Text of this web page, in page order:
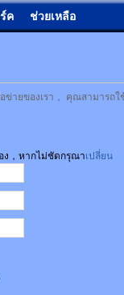
ค ช่วยเหลือ
ข่ายของเรา， คุณสามาร
ง，หากไม่ชัดกรุณาเปลี่ยน